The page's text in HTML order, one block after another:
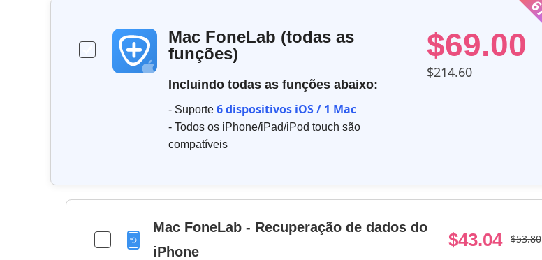
Mac FoneLab (todas as
funções)
Incluindo todas as funções abaixo:
- Suporte 6 dispositivos iOS / 1 Mac
- Todos os iPhone/iPad/iPod touch são
compatíveis
$69.00
$214.60
Mac FoneLab - Recuperação de dados do
iPhone
$43.04 $53.80